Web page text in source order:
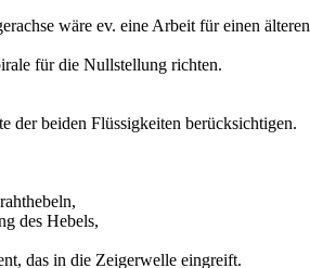
wäre ev. eine Arbeit für einen älteren
für die Nullstellung richten.
der beiden Flüssigkeiten berücksichtigen.
des Hebels,
das in die Zeigerwelle eingreift.